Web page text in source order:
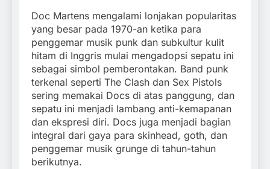
Doc Martens mengalami lonjakan popularitas
yang besar pada 1970-an ketika para
penggemar musik punk dan subkultur kulit
hitam di Inggris mulai mengadopsi sepatu ini
sebagai simbol pemberontakan. Band punk
terkenal seperti The Clash dan Sex Pistols
sering memakai Docs di atas panggung, dan
sepatu ini menjadi lambang anti-kemapanan
dan ekspresi diri. Docs juga menjadi bagian
integral dari gaya para skinhead, goth, dan
penggemar musik grunge di tahun-tahun
berikutnya.